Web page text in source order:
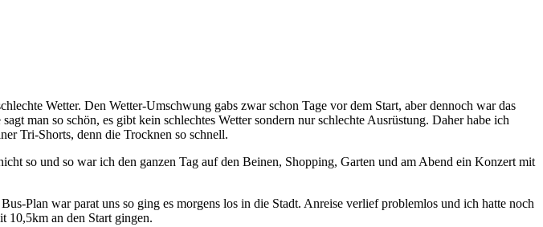
Wetter. Den Wetter-Umschwung gabs zwar schon Tage vor dem Start, aber dennoch war das
man so schön, es gibt kein schlechtes Wetter sondern nur schlechte Ausrüstung. Daher habe ich
Tri-Shorts, denn die Trocknen so schnell.
so und so war ich den ganzen Tag auf den Beinen, Shopping, Garten und am Abend ein Konzert mit
Plan war parat uns so ging es morgens los in die Stadt. Anreise verlief problemlos und ich hatte noch
10,5km an den Start gingen.